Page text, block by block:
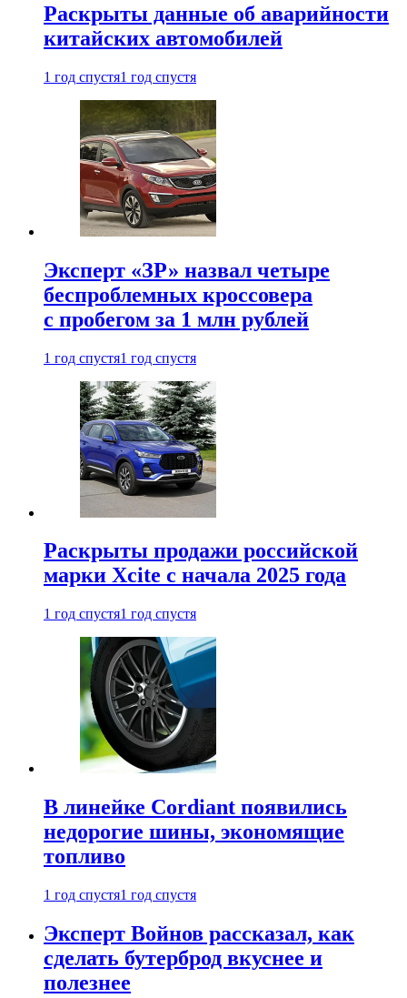
Раскрыты данные об аварийности
китайских автомобилей
1 год спустя1 год спустя
Эксперт «ЗР» назвал четыре
беспроблемных кроссовера
с пробегом за 1 млн рублей
1 год спустя1 год спустя
Раскрыты продажи российской
марки Xcite с начала 2025 года
1 год спустя1 год спустя
В линейке Cordiant появились
недорогие шины, экономящие
топливо
1 год спустя1 год спустя
Эксперт Войнов рассказал, как
сделать бутерброд вкуснее и
полезнее